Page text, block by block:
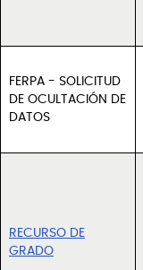
FERPA - SOLICITUD
DE OCULTACIÓN DE
DATOS
RECURSO DE
GRADO